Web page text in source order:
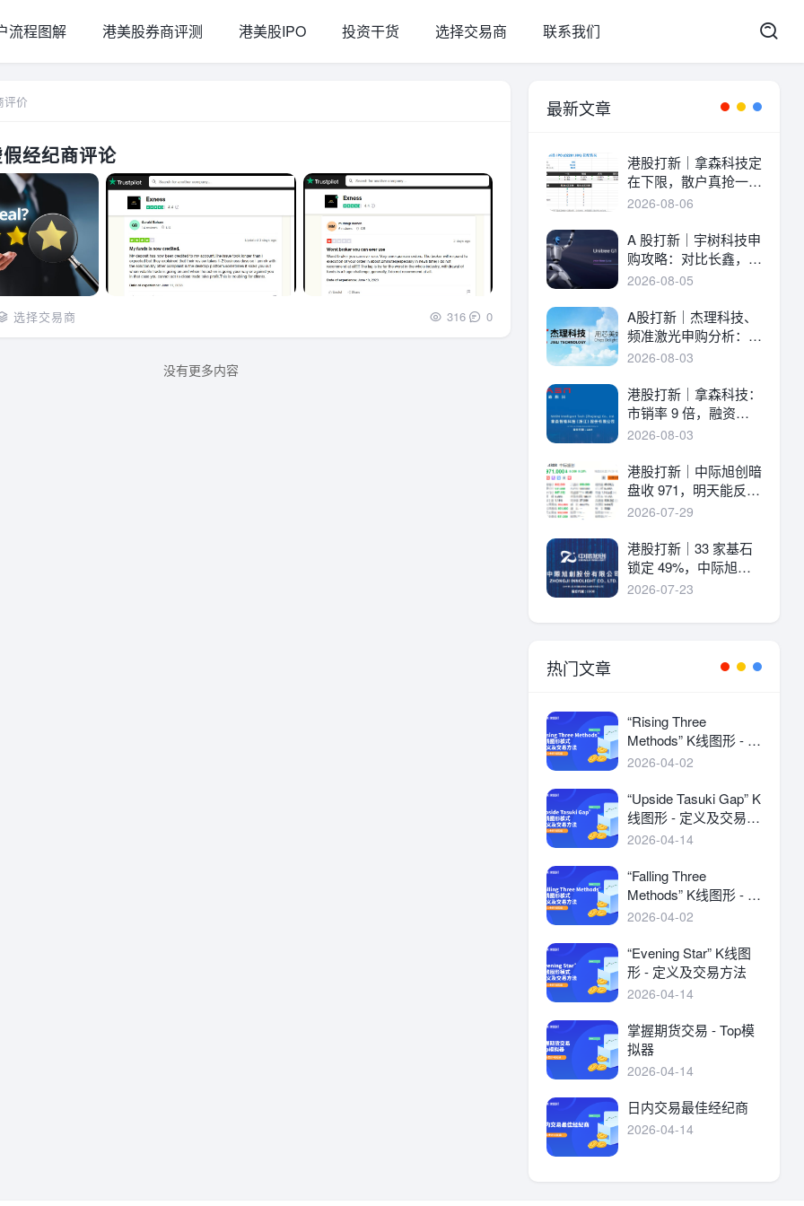
流程图解 港美股券商评测 港美股IPO 投资干货 选择交易商 联系我们
价
经纪商评论
选择交易商 316 0
没有更多内容
最新文章
港股打新｜拿森科技定
在下限，散户真抢一
手！
2026-08-06
A 股打新｜宇树科技申
购攻略：对比长鑫，一
文讲透中签率与A港差
2026-08-05
A股打新｜杰理科技、
频准激光申购分析：估
值、中签率与资金方案
2026-08-03
港股打新｜拿森科技：
市销率 9 倍，融资溢
价 30%，能打吗？
2026-08-03
港股打新｜中际旭创暗
盘收 971，明天能反弹
吗？
2026-07-29
港股打新｜33 家基石
锁定 49%，中际旭创
详细申购分析！
2026-07-23
热门文章
“Rising Three
Methods” K线图形 - 定
义及交易方法
2026-04-02
“Upside Tasuki Gap” K
线图形 - 定义及交易方
法
2026-04-14
“Falling Three
Methods” K线图形 - 定
义及交易方法
2026-04-02
“Evening Star” K线图
形 - 定义及交易方法
2026-04-14
掌握期货交易 - Top模
拟器
2026-04-14
日内交易最佳经纪商
2026-04-14